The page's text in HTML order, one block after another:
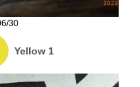
30
Yellow 1